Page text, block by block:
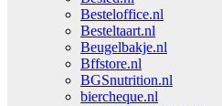
Besteloffice.nl
Besteltaart.nl
Beugelbakje.nl
Bffstore.nl
BGSnutrition.nl
biercheque.nl